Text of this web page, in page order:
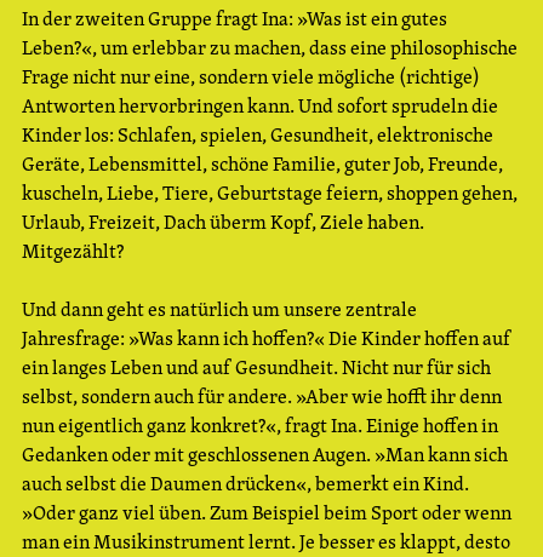
In der zweiten Gruppe fragt Ina: »Was ist ein gutes
Leben?«, um erlebbar zu machen, dass eine philosophische
Frage nicht nur eine, sondern viele mögliche (richtige)
Antworten hervorbringen kann. Und sofort sprudeln die
Kinder los: Schlafen, spielen, Gesundheit, elektronische
Geräte, Lebensmittel, schöne Familie, guter Job, Freunde,
kuscheln, Liebe, Tiere, Geburtstage feiern, shoppen gehen,
Urlaub, Freizeit, Dach überm Kopf, Ziele haben.
Mitgezählt?
Und dann geht es natürlich um unsere zentrale
Jahresfrage: »Was kann ich hoffen?« Die Kinder hoffen auf
ein langes Leben und auf Gesundheit. Nicht nur für sich
selbst, sondern auch für andere. »Aber wie hofft ihr denn
nun eigentlich ganz konkret?«, fragt Ina. Einige hoffen in
Gedanken oder mit geschlossenen Augen. »Man kann sich
auch selbst die Daumen drücken«, bemerkt ein Kind.
»Oder ganz viel üben. Zum Beispiel beim Sport oder wenn
man ein Musikinstrument lernt. Je besser es klappt, desto